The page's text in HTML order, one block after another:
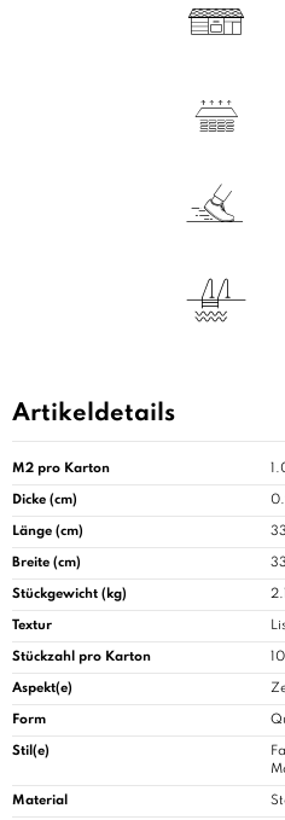
Artikeldetails
M2 pro Karton
Dicke (cm)
Länge (cm)
Breite (cm)
Stückgewicht (kg)
Textur
Stückzahl pro Karton 10
Aspekt(e)
Form
Stil(e)
Material